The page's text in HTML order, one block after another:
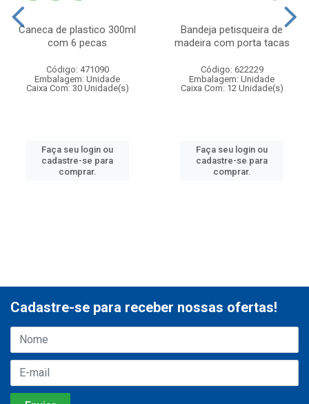
Caneca de plastico 300ml
com 6 pecas
Código: 471090
Embalagem: Unidade
Caixa Com: 30 Unidade(s)
Faça seu login ou
cadastre-se para
comprar.
Bandeja petisqueira de
madeira com porta tacas
Código: 622229
Embalagem: Unidade
Caixa Com: 12 Unidade(s)
Faça seu login ou
cadastre-se para
comprar.
Cadastre-se para receber nossas ofertas!